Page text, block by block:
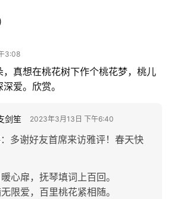
3:08
，真想在桃花树下作个桃花梦，桃儿
爱。欣赏。
剑笙 2023年3月13日 下午6:40
： 多谢好友首席来访雅评！春天快
心扉，抚琴填词上百回。
限爱，百里桃花紧相随。